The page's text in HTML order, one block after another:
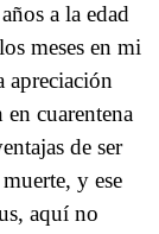
a la edad
meses en mi
apreciación
cuarentena
de ser
y ese
aquí no